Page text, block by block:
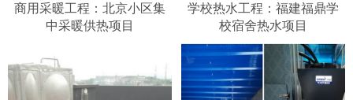
商用采暖工程：北京小区集
中采暖供热项目
学校热水工程：福建福鼎学
校宿舍热水项目